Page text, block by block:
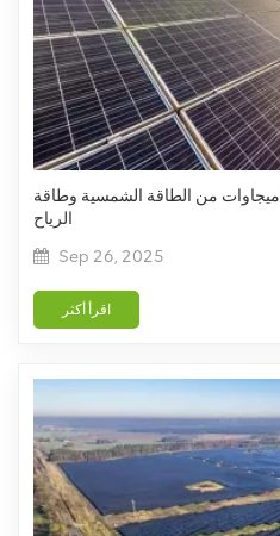
السعودية تعتزم تطوير 5300 ميجاوات من الطاقة الشمسية وطاقة
الرياح
Sep 26, 2025
اقرأ أكثر